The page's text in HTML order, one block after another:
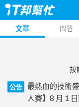
文章 問答
按
公告
最熱血的技術
人賽】8 月 1